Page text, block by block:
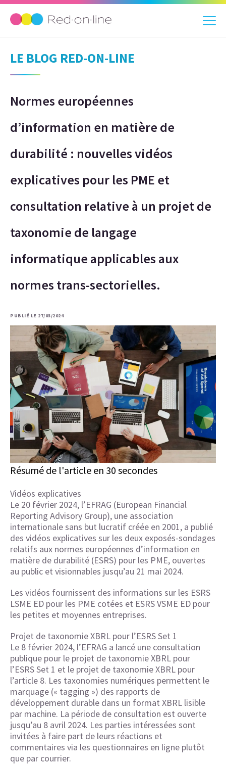
LE BLOG RED-ON-LINE
Normes européennes
d’information en matière de
durabilité : nouvelles vidéos
explicatives pour les PME et
consultation relative à un projet de
taxonomie de langage
informatique applicables aux
normes trans-sectorielles.
PUBLIÉ LE 27/03/2024
Résumé de l'article en 30 secondes
Vidéos explicatives
Le 20 février 2024, l’EFRAG (European Financial
Reporting Advisory Group), une association
internationale sans but lucratif créée en 2001, a publié
des vidéos explicatives sur les deux exposés-sondages
relatifs aux normes européennes d’information en
matière de durabilité (ESRS) pour les PME, ouvertes
au public et visionnables jusqu’au 21 mai 2024.
Les vidéos fournissent des informations sur les ESRS
LSME ED pour les PME cotées et ESRS VSME ED pour
les petites et moyennes entreprises.
Projet de taxonomie XBRL pour l’ESRS Set 1
Le 8 février 2024, l’EFRAG a lancé une consultation
publique pour le projet de taxonomie XBRL pour
l’ESRS Set 1 et le projet de taxonomie XBRL pour
l’article 8. Les taxonomies numériques permettent le
marquage (« tagging ») des rapports de
développement durable dans un format XBRL lisible
par machine. La période de consultation est ouverte
jusqu’au 8 avril 2024. Les parties intéressées sont
invitées à faire part de leurs réactions et
commentaires via les questionnaires en ligne plutôt
que par courrier.